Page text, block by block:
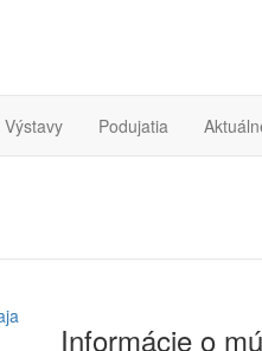
Výstavy Podujatia
Informácie o